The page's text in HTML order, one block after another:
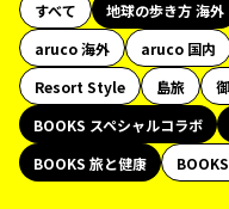
すべて 地球の歩き方 海外
aruco 海外
aruco 国内
Resort Style
島旅
BOOKS スペシャルコラボ
BOOKS 旅と健康